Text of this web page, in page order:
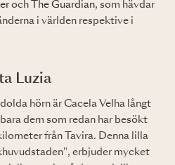
och The Guardian, som hävdar
i världen respektive i
Luzia
hörn är Cacela Velha långt
dem som redan har besökt
från Tavira. Denna lilla
erbjuder mycket